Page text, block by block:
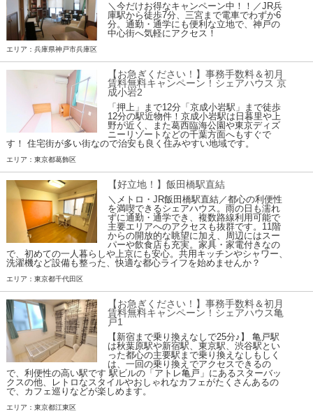
＼今だけお得なキャンペーン中！！／JR兵
庫駅から徒歩7分、三宮まで電車でわずか6
分。通勤・通学にも便利な立地で、神戸の
中心街へ気軽にアクセス！
エリア：兵庫県神戸市兵庫区
【お急ぎください！】事務手数料＆初月
賃料無料キャンペーン！シェアハウス 京
成小岩2
「押上」まで12分「京成小岩駅」まで徒歩
12分の駅近物件！京成小岩駅は日暮里や上
野が近く、また葛西臨海公園や東京ディズ
ニーリゾートなどの千葉方面へもすぐで
す！ 住宅街が多い街なので治安も良く住みやすい地域です。
エリア：東京都葛飾区
【好立地！】飯田橋駅直結
＼メトロ・JR飯田橋駅直結／都心の利便性
を満喫できるシェアハウス。雨の日も濡れ
ずに通勤・通学でき、複数路線利用可能で
主要エリアへのアクセスも抜群です。11階
からの開放的な眺望に加え、周辺にはスー
パーや飲食店も充実。家具・家電付きなの
で、初めての一人暮らしや上京にも安心。共用キッチンやシャワー、
洗濯機など設備も整った、快適な都心ライフを始めませんか？
エリア：東京都千代田区
【お急ぎください！】事務手数料＆初月
賃料無料キャンペーン！シェアハウス亀
戸1
【新宿まで乗り換えなしで25分♪】 亀戸駅
は秋葉原駅や新宿駅、東京駅、渋谷駅とい
った都心の主要駅まで乗り換えなしもしく
は、一回の乗り換えでアクセスできるの
で、利便性の高い駅です 駅ビルの「アトレ亀戸」にあるスターバッ
クスの他、レトロなスタイルやおしゃれなカフェがたくさんあるの
で、カフェ巡りなどが楽しめます。
エリア：東京都江東区